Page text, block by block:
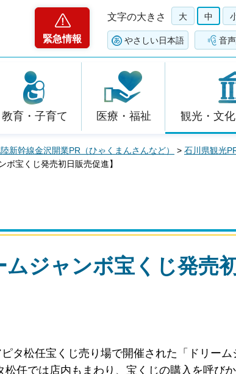
緊急情報
文字の大きさ 大 中
やさしい日本語 音
教育・子育て 医療・福祉 観光・文
新幹線金沢開業PR（ひゃくまんさんなど） > 石川県観光
宝くじ発売初日販売促進】
ジャンボ宝くじ発売
タ松任宝くじ売り場で開催された「ドリーム
任では店内もまわり、宝くじの購入を呼び